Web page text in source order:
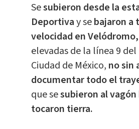
Sesubieron desde la
Deportivay sebajaron a
velocidad en Velódromo,
elevadas de la línea 9
Ciudad de México, no sin
documentar todo el
que sesubieron al
tocaron tierra.